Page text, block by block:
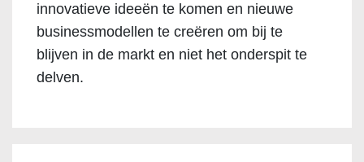
innovatieve ideeën te komen en nieuwe
businessmodellen te creëren om bij te
blijven in de markt en niet het onderspit te
delven.